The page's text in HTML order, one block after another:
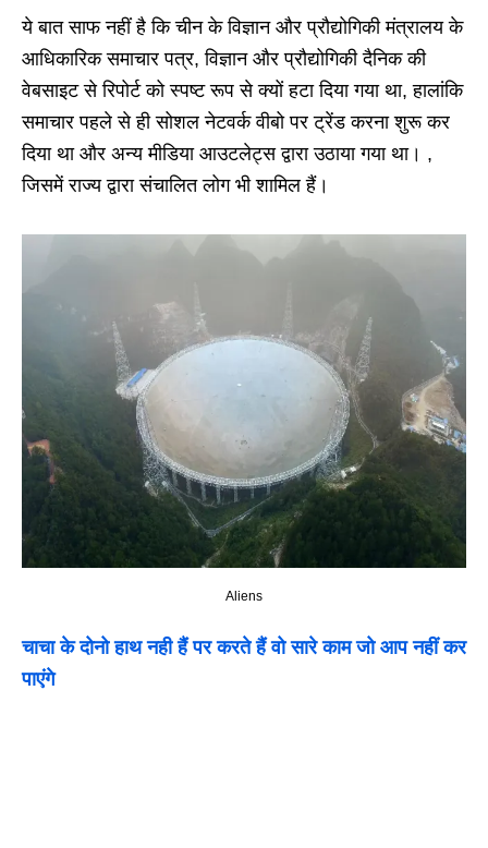
ये बात साफ नहीं है कि चीन के विज्ञान और प्रौद्योगिकी मंत्रालय के
आधिकारिक समाचार पत्र, विज्ञान और प्रौद्योगिकी दैनिक की
वेबसाइट से रिपोर्ट को स्पष्ट रूप से क्यों हटा दिया गया था, हालांकि
समाचार पहले से ही सोशल नेटवर्क वीबो पर ट्रेंड करना शुरू कर
दिया था और अन्य मीडिया आउटलेट्स द्वारा उठाया गया था। ,
जिसमें राज्य द्वारा संचालित लोग भी शामिल हैं।
Aliens
चाचा के दोनो हाथ नही हैं पर करते हैं वो सारे काम जो आप नहीं कर
पाएंगे